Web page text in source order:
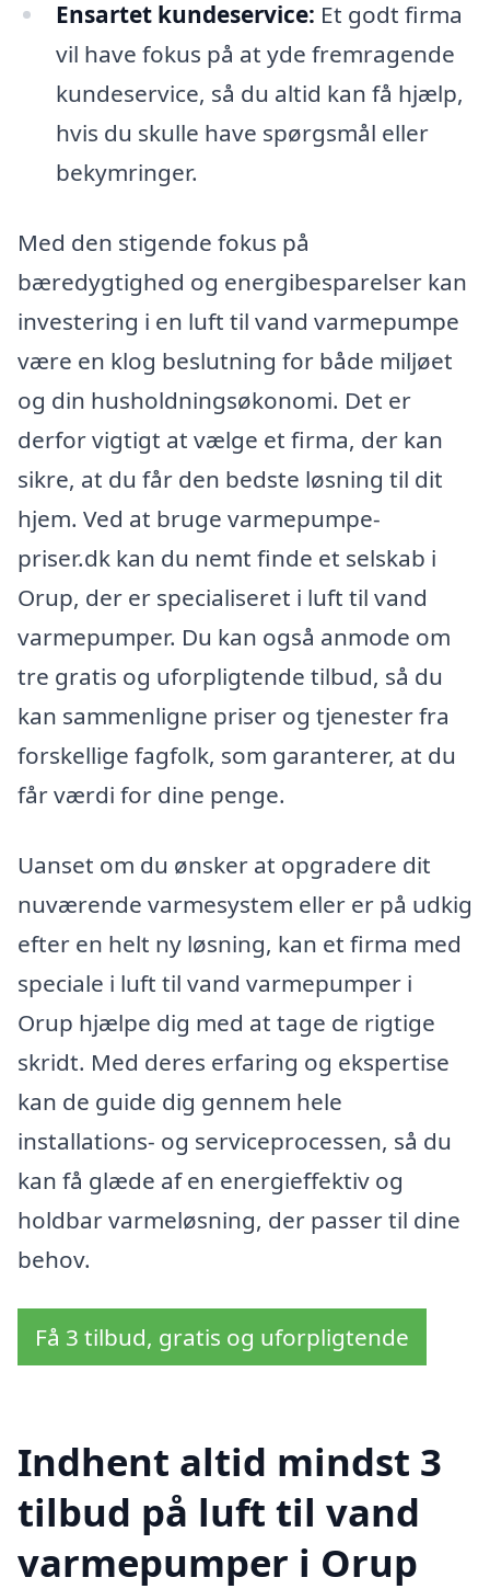
Ensartet kundeservice: Et godt firma
vil have fokus på at yde fremragende
kundeservice, så du altid kan få hjælp,
hvis du skulle have spørgsmål eller
bekymringer.
Med den stigende fokus på
bæredygtighed og energibesparelser kan
investering i en luft til vand varmepumpe
være en klog beslutning for både miljøet
og din husholdningsøkonomi. Det er
derfor vigtigt at vælge et firma, der kan
sikre, at du får den bedste løsning til dit
hjem. Ved at bruge varmepumpe-
priser.dk kan du nemt finde et selskab i
Orup, der er specialiseret i luft til vand
varmepumper. Du kan også anmode om
tre gratis og uforpligtende tilbud, så du
kan sammenligne priser og tjenester fra
forskellige fagfolk, som garanterer, at du
får værdi for dine penge.
Uanset om du ønsker at opgradere dit
nuværende varmesystem eller er på udkig
efter en helt ny løsning, kan et firma med
speciale i luft til vand varmepumper i
Orup hjælpe dig med at tage de rigtige
skridt. Med deres erfaring og ekspertise
kan de guide dig gennem hele
installations- og serviceprocessen, så du
kan få glæde af en energieffektiv og
holdbar varmeløsning, der passer til dine
behov.
Få 3 tilbud, gratis og uforpligtende
Indhent altid mindst 3
tilbud på luft til vand
varmepumper i Orup